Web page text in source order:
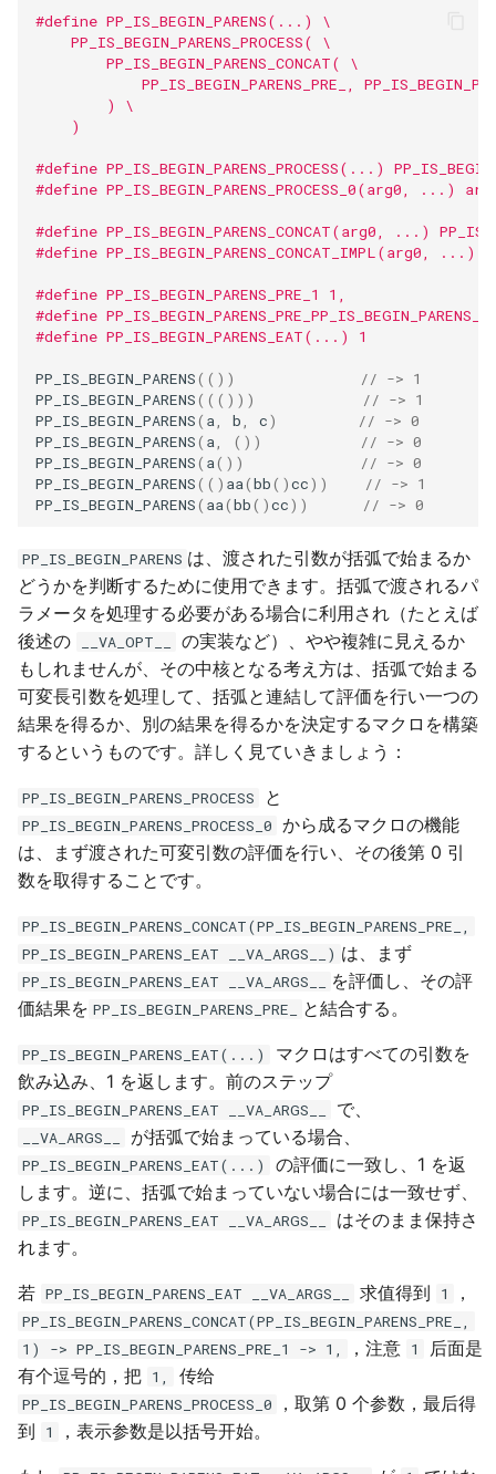
#define PP_IS_BEGIN_PARENS(...) \
    PP_IS_BEGIN_PARENS_PROCESS( \
        PP_IS_BEGIN_PARENS_CONCAT( \
PP_IS_BEGIN_PARENS_PRE_,
        ) \
    )
#define PP_IS_BEGIN_PARENS_PROCESS(...)
#define PP_IS_BEGIN_PARENS_PROCESS_0(arg0, ...)
#define PP_IS_BEGIN_PARENS_CONCAT(arg0, ...)
#define PP_IS_BEGIN_PARENS_CONCAT_IMPL(arg0, ...)
#define PP_IS_BEGIN_PARENS_PRE_1 1,
#define
#define PP_IS_BEGIN_PARENS_EAT(...) 1
PP_IS_BEGIN_PARENS(())
// -> 1
PP_IS_BEGIN_PARENS((()))
// -> 1
PP_IS_BEGIN_PARENS( a b c)
// -> 0
PP_IS_BEGIN_PARENS( a ())
// -> 0
PP_IS_BEGIN_PARENS( a())
// -> 0
PP_IS_BEGIN_PARENS(() aa(bb()cc))
// -> 1
PP_IS_BEGIN_PARENS( aa(bb()cc)) // -> 0
PP_IS_BEGIN_PARENS は、渡された引数が括弧で始まるか
どうかを判断するために使用できます。括弧で渡されるパ
ラメータを処理する必要がある場合に利用され（たとえば
後述の
__VA_OPT__
の実装など）、やや複雑に見えるか
もしれませんが、その中核となる考え方は、括弧で始まる
可変長引数を処理して、括弧と連結して評価を行い一つの
結果を得るか、別の結果を得るかを決定するマクロを構築
するというものです。詳しく見ていきましょう：
PP_IS_BEGIN_PARENS_PROCESS と
PP_IS_BEGIN_PARENS_PROCESS_0 から成るマクロの機能
は、まず渡された可変引数の評価を行い、その後第 0 引
数を取得することです。
PP_IS_BEGIN_PARENS_CONCAT(PP_IS_BEGIN_PARENS_PRE_,
PP_IS_BEGIN_PARENS_EAT __VA_ARGS__) は、まず
PP_IS_BEGIN_PARENS_EAT __VA_ARGS__
を評価し、その評
価結果を PP_IS_BEGIN_PARENS_PRE_ と結合する。
PP_IS_BEGIN_PARENS_EAT(...)
マクロはすべての引数を
飲み込み、1 を返します。前のステップ
PP_IS_BEGIN_PARENS_EAT __VA_ARGS__ で、
__VA_ARGS__ が括弧で始まっている場合、
PP_IS_BEGIN_PARENS_EAT(...)
の評価に一致し、1 を返
します。逆に、括弧で始まっていない場合には一致せず、
PP_IS_BEGIN_PARENS_EAT __VA_ARGS__
はそのまま保持さ
れます。
若 PP_IS_BEGIN_PARENS_EAT __VA_ARGS__ 求值得到 1 ，
PP_IS_BEGIN_PARENS_CONCAT(PP_IS_BEGIN_PARENS_PRE_,
1) -> PP_IS_BEGIN_PARENS_PRE_1 -> 1,
，注意 1
后面是
有个逗号的，把 1, 传给
PP_IS_BEGIN_PARENS_PROCESS_0
，取第 0 个参数，最后得
到
1 ，表示参数是以括号开始。